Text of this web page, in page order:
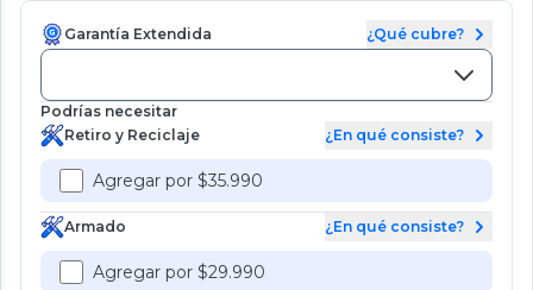
Garantía Extendida ¿Qué cubre?
Podrías necesitar
Retiro y Reciclaje
¿En qué consiste?
Agregar por $35.990
Armado ¿En qué consiste?
Agregar por $29.990